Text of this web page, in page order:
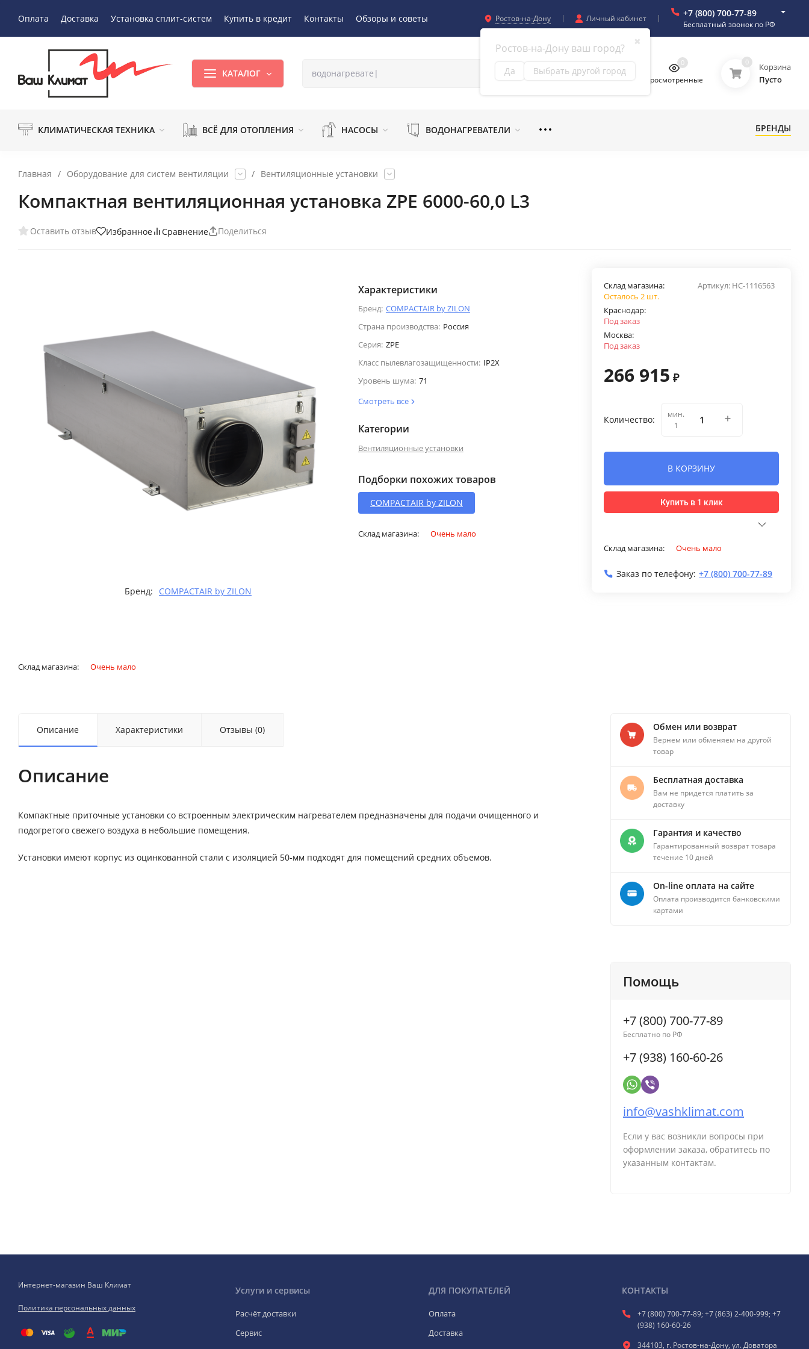
Оплата Доставка Установка сплит-систем Купить в кредит Контакты Обзоры и советы Ростов-на-Дону
✖
Ростов-на-Дону ваш город?
Да Выбрать другой город
Личный кабинет +7 (800) 700-77-89
Бесплатный звонок по РФ
КАТАЛОГ
Просмотренные
0 0
Корзина
Пусто
КЛИМАТИЧЕСКАЯ ТЕХНИКА ВСЁ ДЛЯ ОТОПЛЕНИЯ НАСОСЫ ВОДОНАГРЕВАТЕЛИ БРЕНДЫ
Главная / Оборудование для систем вентиляции / Вентиляционные установки
Компактная вентиляционная установка ZPE 6000-60,0 L3
Оставить отзыв Избранное Сравнение Поделиться
Бренд: COMPACTAIR by ZILON
Характеристики
Бренд: COMPACTAIR by ZILON
Страна производства: Россия
Серия: ZPE
Класс пылевлагозащищенности: IP2X
Уровень шума: 71
Смотреть все
Категории
Вентиляционные установки
Подборки похожих товаров
COMPACTAIR by ZILON
Склад магазина: Очень мало
Артикул: НС-1116563
Склад магазина:
Осталось 2 шт.
Краснодар:
Под заказ
Москва:
Под заказ
266 915 ₽
Количество:
мин.
1
В КОРЗИНУ
Купить в 1 клик
Склад магазина: Очень мало
Заказ по телефону: +7 (800) 700-77-89
Склад магазина: Очень мало
Описание Характеристики Отзывы (0)
Описание
Компактные приточные установки со встроенным электрическим нагревателем предназначены для подачи очищенного и
подогретого свежего воздуха в небольшие помещения.
Установки имеют корпус из оцинкованной стали с изоляцией 50-мм подходят для помещений средних объемов.
Обмен или возврат
Вернем или обменяем на другой
товар
Бесплатная доставка
Вам не придется платить за
доставку
Гарантия и качество
Гарантированный возврат товара
течение 10 дней
On-line оплата на сайте
Оплата производится банковскими
картами
Помощь
+7 (800) 700-77-89
Бесплатно по РФ
+7 (938) 160-60-26
info@vashklimat.com
Если у вас возникли вопросы при
оформлении заказа, обратитесь по
указанным контактам.
Интернет-магазин Ваш Климат
Политика персональных данных
Услуги и сервисы
Расчёт доставки
Сервис
ДЛЯ ПОКУПАТЕЛЕЙ
Оплата
Доставка
КОНТАКТЫ
+7 (800) 700-77-89; +7 (863) 2-400-999; +7
(938) 160-60-26
344103, г. Ростов-на-Дону, ул. Доватора